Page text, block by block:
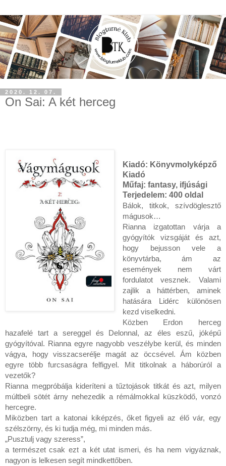
2020. 12. 07.
On Sai: A két herceg
Kiadó: Könyvmolyképző
Kiadó
Műfaj: fantasy, ifjúsági
Terjedelem: 400 oldal
Bálok, titkok, szívdöglesztő
mágusok…
Rianna izgatottan várja a
gyógyítók vizsgáját és azt,
hogy bejusson vele a
könyvtárba, ám az
események nem várt
fordulatot vesznek. Valami
zajlik a háttérben, aminek
hatására Lidérc különösen
kezd viselkedni.
Közben Erdon herceg
hazafelé tart a sereggel és Delonnal, az éles eszű, jóképű
gyógyítóval. Rianna egyre nagyobb veszélybe kerül, és minden
vágya, hogy visszacserélje magát az öccsével. Ám közben
egyre több furcsaságra felfigyel. Mit titkolnak a háborúról a
vezetők?
Rianna megpróbálja kideríteni a tűztojások titkát és azt, milyen
múltbeli sötét árny nehezedik a rémálmokkal küszködő, vonzó
hercegre.
Miközben tart a katonai kiképzés, őket figyeli az élő vár, egy
szélszörny, és ki tudja még, mi minden más.
„Pusztulj vagy szeress”,
a természet csak ezt a két utat ismeri, és ha nem vigyáznak,
nagyon is lelkesen segít mindkettőben.